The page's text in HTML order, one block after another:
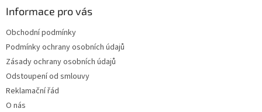
Informace pro vás
Obchodní podmínky
Podmínky ochrany osobních údajů
Zásady ochrany osobních údajů
Odstoupení od smlouvy
Reklamační řád
O nás